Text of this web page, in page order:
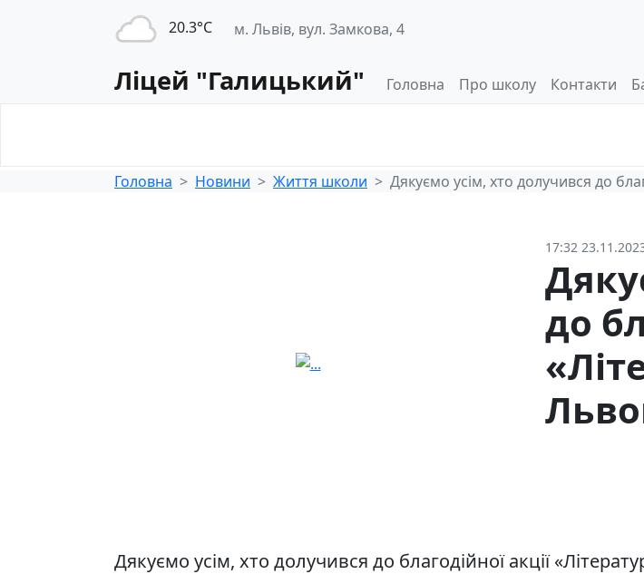
20.3°С м. Львів, вул. Замкова, 4
Ліцей "Галицький" Головна Про школу Контакти
Головна
Новини Життя школи Дякуємо усім, хто долучився до
17:32
до
Дякуємо усім, хто долучився до благодійної акції